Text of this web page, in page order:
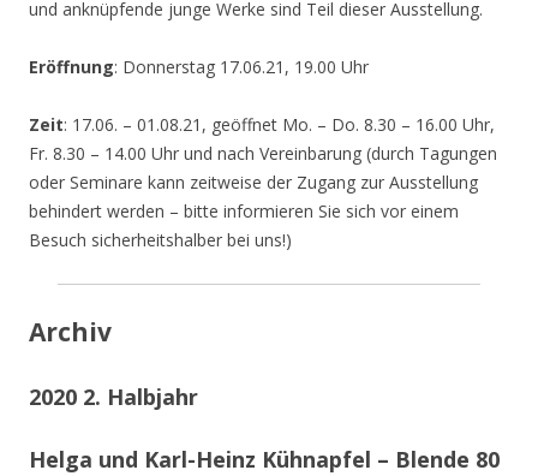
und anknüpfende junge Werke sind Teil dieser Ausstellung.
Eröffnung: Donnerstag 17.06.21, 19.00 Uhr
Zeit: 17.06. – 01.08.21, geöffnet Mo. – Do. 8.30 – 16.00 Uhr,
Fr. 8.30 – 14.00 Uhr und nach Vereinbarung (durch Tagungen
oder Seminare kann zeitweise der Zugang zur Ausstellung
behindert werden – bitte informieren Sie sich vor einem
Besuch sicherheitshalber bei uns!)
Archiv
2020 2. Halbjahr
Helga und Karl-Heinz Kühnapfel – Blende 80